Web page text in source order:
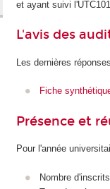
et ayant suivi
L'avis des
Les dernières
Fiche
Présence et
Pour l'année
Nombre